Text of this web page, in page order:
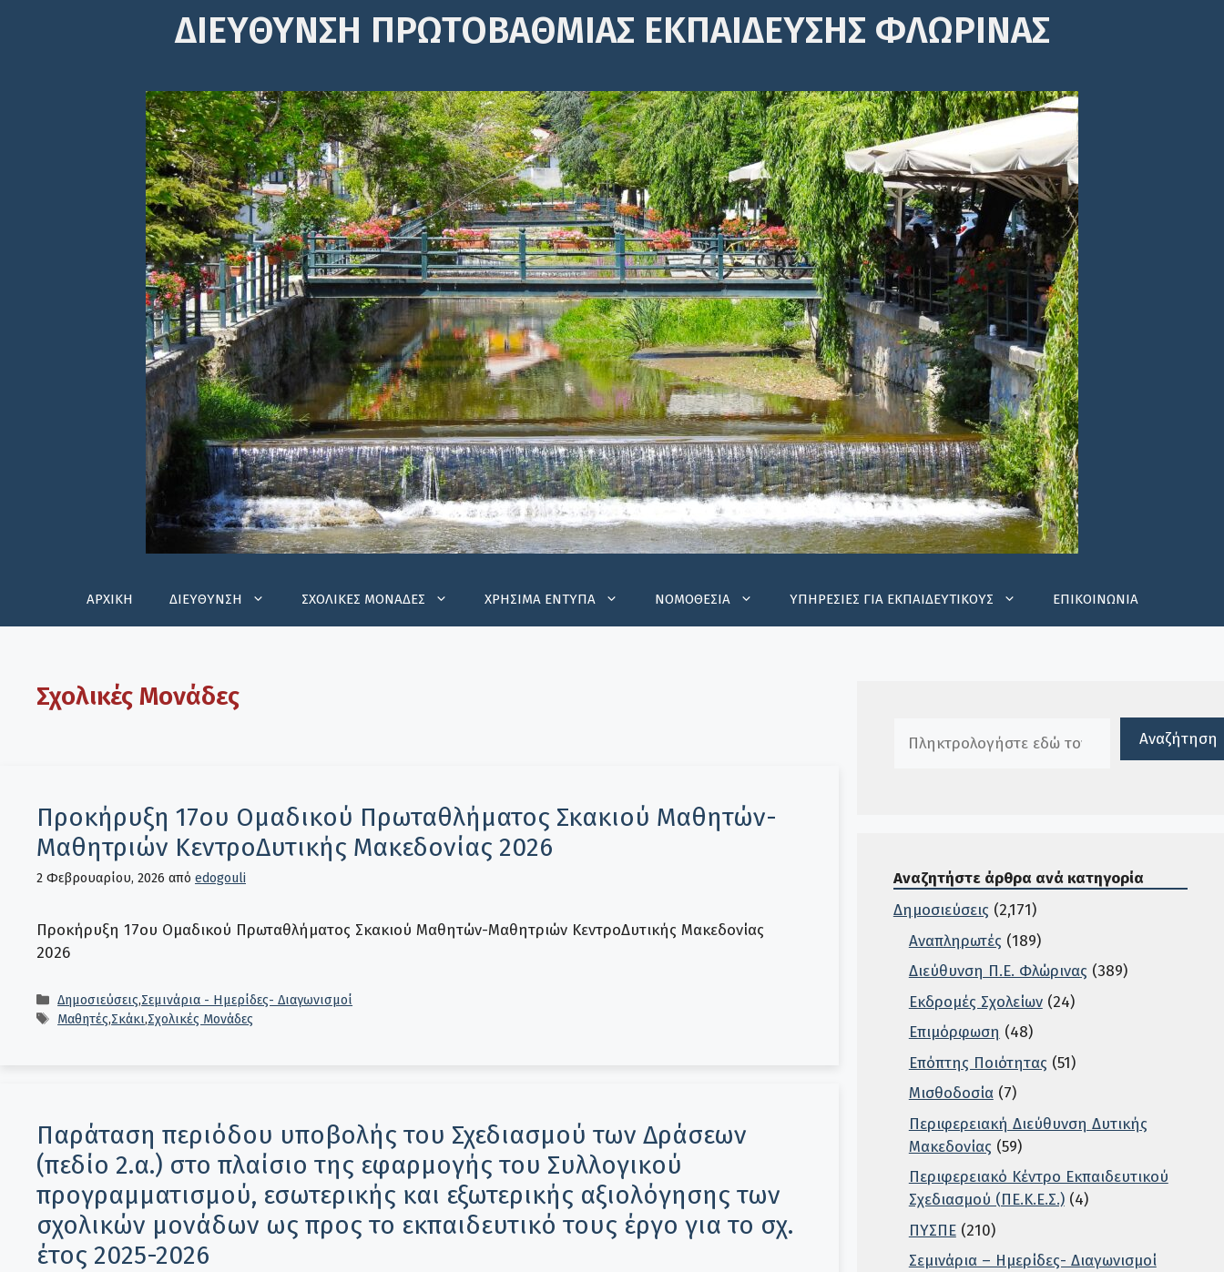
ΔΙΕΎΘΥΝΣΗ ΠΡΩΤΟΒΆΘΜΙΑΣ ΕΚΠΑΊΔΕΥΣΗΣ ΦΛΩΡΙΝΑΣ
ΑΡΧΙΚΗ ΔΙΕΥΘΥΝΣΗ ΣΧΟΛΙΚΕΣ ΜΟΝΑΔΕΣ ΧΡΗΣΙΜΑ ΕΝΤΥΠΑ ΝΟΜΟΘΕΣΙΑ ΥΠΗΡΕΣΙΕΣ ΓΙΑ ΕΚΠΑΙΔΕΥΤΙΚΟΥΣ ΕΠΙΚΟΙΝΩΝΙΑ
Σχολικές Μονάδες
Προκήρυξη 17ου Ομαδικού Πρωταθλήματος Σκακιού Μαθητών-
Μαθητριών ΚεντροΔυτικής Μακεδονίας 2026
2 Φεβρουαρίου, 2026 από edogouli
Προκήρυξη 17ου Ομαδικού Πρωταθλήματος Σκακιού Μαθητών-Μαθητριών ΚεντροΔυτικής Μακεδονίας
2026
Κατηγορίες
Δημοσιεύσεις,Σεμινάρια - Ημερίδες- Διαγωνισμοί
Ετικέτες
Μαθητές,Σκάκι,Σχολικές Μονάδες
Παράταση περιόδου υποβολής του Σχεδιασμού των Δράσεων
(πεδίο 2.α.) στο πλαίσιο της εφαρμογής του Συλλογικού
προγραμματισμού, εσωτερικής και εξωτερικής αξιολόγησης των
σχολικών μονάδων ως προς το εκπαιδευτικό τους έργο για το σχ.
έτος 2025-2026
Αναζήτηση
Αναζητήστε άρθρα ανά κατηγορία
Δημοσιεύσεις (2,171)
Αναπληρωτές (189)
Διεύθυνση Π.Ε. Φλώρινας (389)
Εκδρομές Σχολείων(24)
Επιμόρφωση (48)
Επόπτης Ποιότητας (51)
Μισθοδοσία(7)
Περιφερειακή Διεύθυνση Δυτικής
Μακεδονίας (59)
Περιφερειακό Κέντρο Εκπαιδευτικού
Σχεδιασμού (ΠΕ.Κ.Ε.Σ.)(4)
ΠΥΣΠΕ(210)
Σεμινάρια – Ημερίδες- Διαγωνισμοί